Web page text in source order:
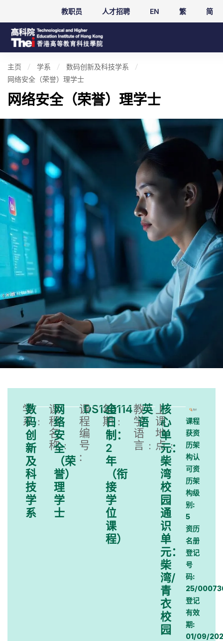
教职员 人才招聘 EN 繁 简
主页 学系
数码创新及科技学系
网络安全（荣誉）理学士
网络安全（荣誉）理学士
学
系﹕
数
码
创
新
及
科
技
学
系
课
程
名
称﹕
网
络
安
全
（荣
誉）
理
学
士
课
程
编
号
:
DS125114
年
期﹕
全
日
制：
2
年
（衔
接
学
位
课
程）
教
学
语
言﹕
英
语
上
课
地
点﹕
核
心
单
元：
柴
湾
校
园
通
识
单
元：
柴
湾/
青
衣
校
园
课程
获资
历架
构认
可资
历架
构级
别:
5
资历
名册
登记
号
码:
25/
登记
有效
期:
01/09/